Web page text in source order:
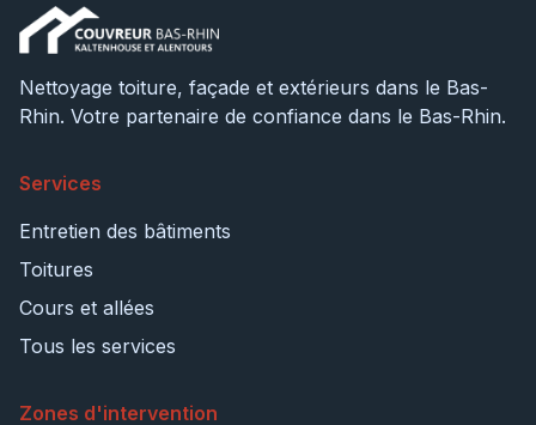
Nettoyage toiture, façade et extérieurs dans le Bas-
Rhin. Votre partenaire de confiance dans le Bas-Rhin.
Services
Entretien des bâtiments
Toitures
Cours et allées
Tous les services
Zones d'intervention